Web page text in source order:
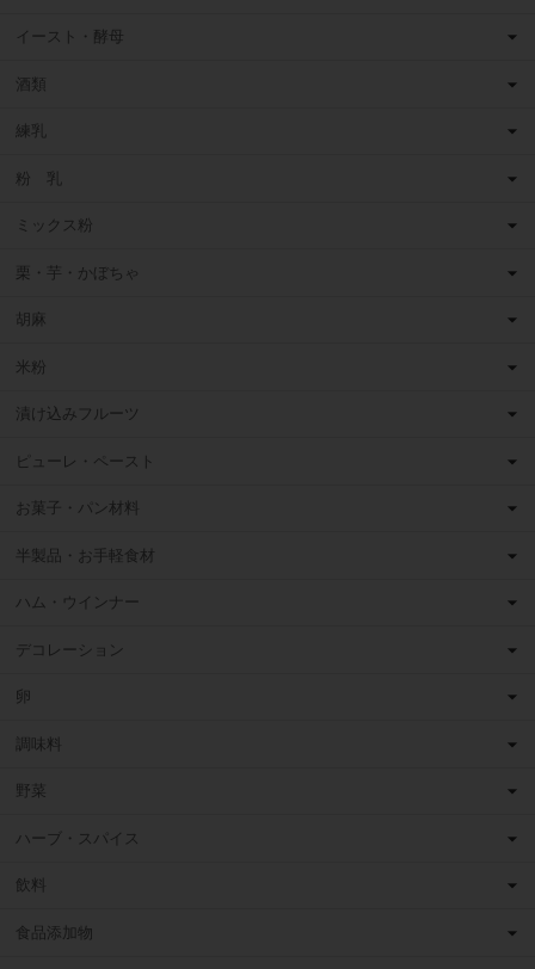
イースト・酵母
酒類
練乳
粉 乳
ミックス粉
栗・芋・かぼちゃ
胡麻
米粉
漬け込みフルーツ
ピューレ・ペースト
お菓子・パン材料
半製品・お手軽食材
ハム・ウインナー
デコレーション
卵
調味料
野菜
ハーブ・スパイス
飲料
食品添加物